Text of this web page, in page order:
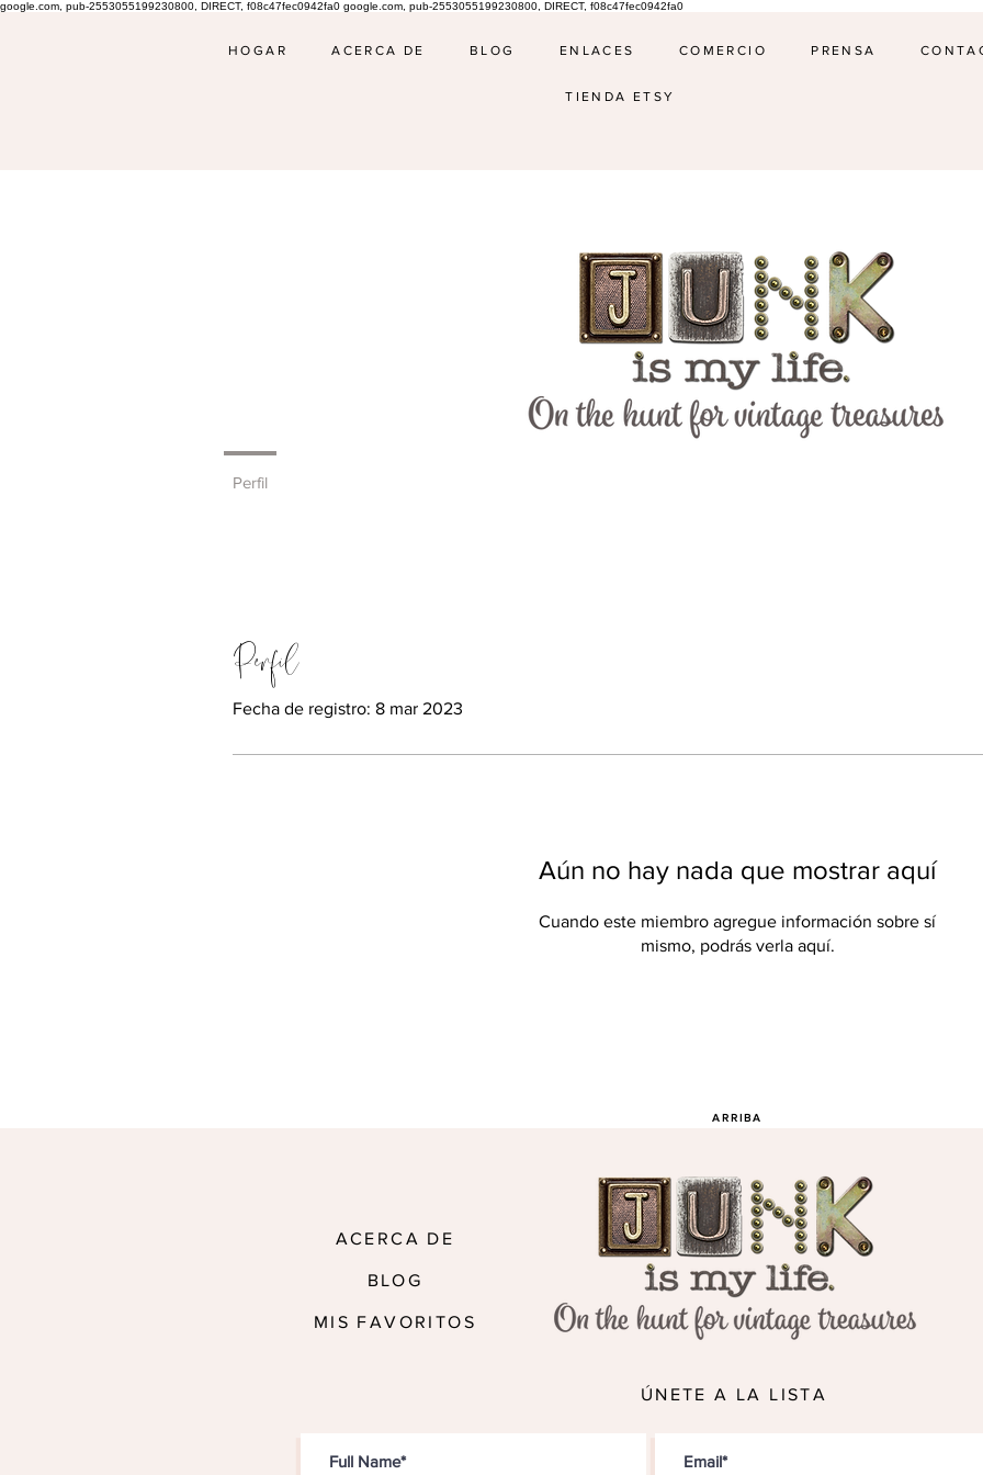
google.com, pub-2553055199230800, DIRECT, f08c47fec0942fa0 google.com, pub-2553055199230800, DIRECT, f08c47fec0942fa0
HOGAR ACERCA DE BLOG ENLACES COMERCIO PRENSA
TIENDA ETSY
Perfil
Fecha de registro: 8 mar 2023
Aún no hay nada que mostrar aquí
Cuando este miembro agregue información sobre sí
mismo, podrás verla aquí.
Perfil
ACERCA DE
BLOG
MIS FAVORITOS
ÚNETE A LA LISTA
ARRIBA